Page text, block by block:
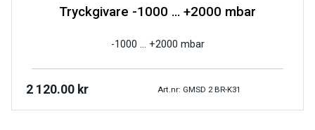
Tryckgivare -1000 … +2000 mbar
-1000 … +2000 mbar
2 120.00 kr Art.nr: GMSD 2 BR-K31